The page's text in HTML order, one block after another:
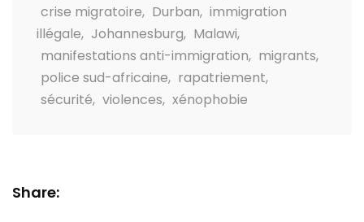
crise migratoire, Durban, immigration
illégale, Johannesburg, Malawi,
manifestations anti-immigration, migrants,
police sud-africaine, rapatriement,
sécurité, violences, xénophobie
Share: